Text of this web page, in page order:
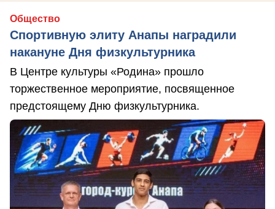
Общество
Спортивную элиту Анапы наградили
накануне Дня физкультурника
В Центре культуры «Родина» прошло
торжественное мероприятие, посвященное
предстоящему Дню физкультурника.